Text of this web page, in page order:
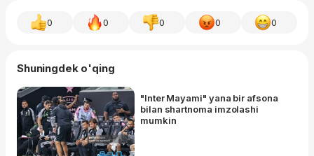
0 0 0 0 0
Shuningdek o'qing
"Inter Mayami" yana bir afsona
bilan shartnoma imzolashi
mumkin